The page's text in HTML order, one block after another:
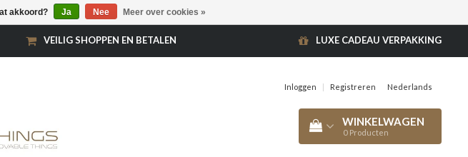
VEILIG SHOPPEN EN BETALEN LUXE CADEAU VERPAKKING
Inloggen | Registreren Nederlands
WINKELWAGEN
0 Producten
akkoord? Ja Nee Meer over cookies »